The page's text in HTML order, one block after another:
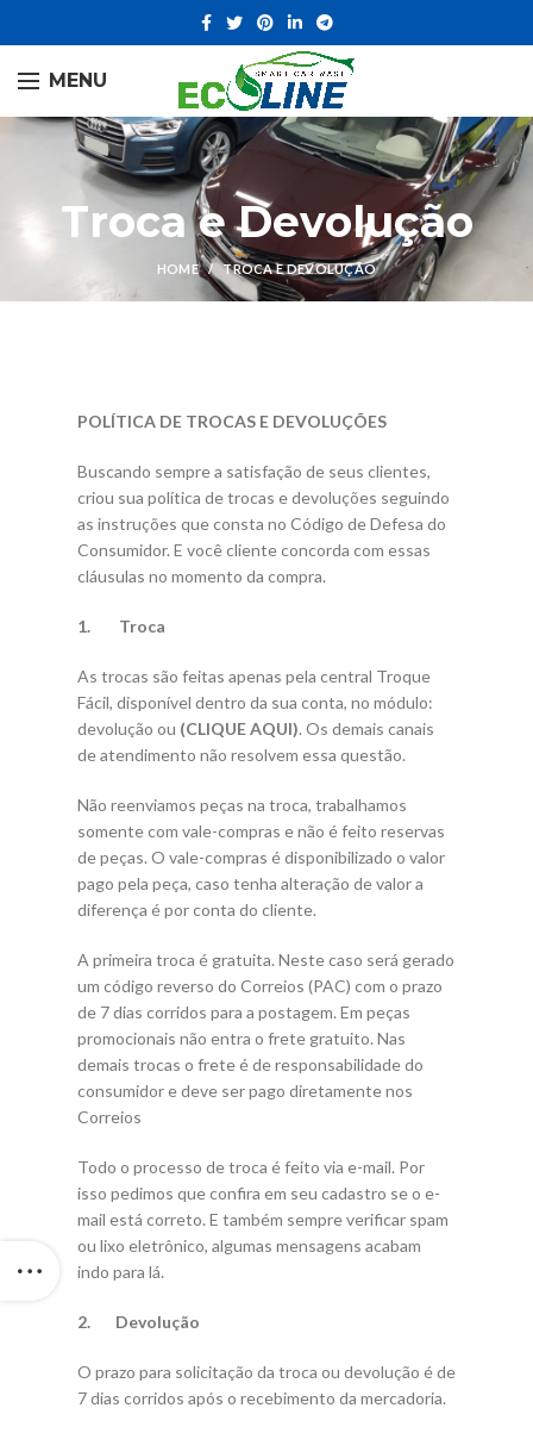
MENU
Troca e Devolução
HOME TROCA E DEVOLUÇÃO
POLÍTICA DE TROCAS E DEVOLUÇÕES
Buscando sempre a satisfação de seus clientes,
criou sua política de trocas e devoluções seguindo
as instruções que consta no Código de Defesa do
Consumidor. E você cliente concorda com essas
cláusulas no momento da compra.
1. Troca
As trocas são feitas apenas pela central Troque
Fácil, disponível dentro da sua conta, no módulo:
devolução ou (CLIQUE AQUI). Os demais canais
de atendimento não resolvem essa questão.
Não reenviamos peças na troca, trabalhamos
somente com vale-compras e não é feito reservas
de peças. O vale-compras é disponibilizado o valor
pago pela peça, caso tenha alteração de valor a
diferença é por conta do cliente.
A primeira troca é gratuita. Neste caso será gerado
um código reverso do Correios (PAC) com o prazo
de 7 dias corridos para a postagem. Em peças
promocionais não entra o frete gratuito. Nas
demais trocas o frete é de responsabilidade do
consumidor e deve ser pago diretamente nos
Correios
Todo o processo de troca é feito via e-mail. Por
isso pedimos que confira em seu cadastro se o e-
mail está correto. E também sempre verificar spam
ou lixo eletrônico, algumas mensagens acabam
indo para lá.
2. Devolução
O prazo para solicitação da troca ou devolução é de
7 dias corridos após o recebimento da mercadoria.